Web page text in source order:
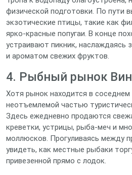
физической подготовки. По пути
экзотические птицы, такие как
ярко‑красные попугаи. В конце
устраивают пикник,
и ароматом свежих фруктов.
4. Рыбный рынок
Хотя рынок находится в соседнем
неотъемлемой частью
Здесь ежедневно продаются
креветки, устрицы, рыба-меч и
моллюсков. Прогуливаясь между
увидеть, как местные рыбаки
привезенной прямо с лодок.